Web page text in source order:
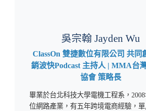
吳宗翰 Jayden Wu
ClassOn 雙捷數位有限公司 共同
銷波快Podcast 主持人 | MMA台
協會 策略長
畢業於台北科技大學電機工程系，
位網路產業，有五年跨境電商經驗，